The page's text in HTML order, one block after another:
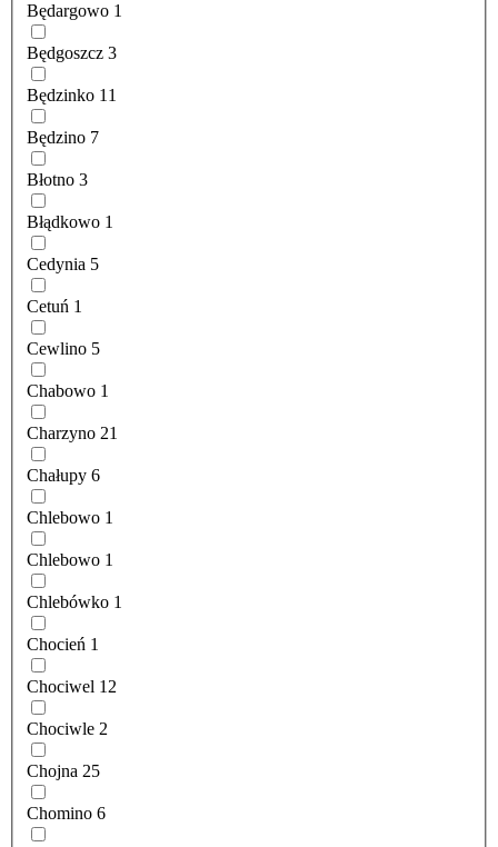
Będargowo 1
Będgoszcz 3
Będzinko 11
Będzino 7
Błotno 3
Błądkowo 1
Cedynia 5
Cetuń 1
Cewlino 5
Chabowo 1
Charzyno 21
Chałupy 6
Chlebowo 1
Chlebowo 1
Chlebówko 1
Chocień 1
Chociwel 12
Chociwle 2
Chojna 25
Chomino 6